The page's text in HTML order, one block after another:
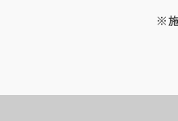
※